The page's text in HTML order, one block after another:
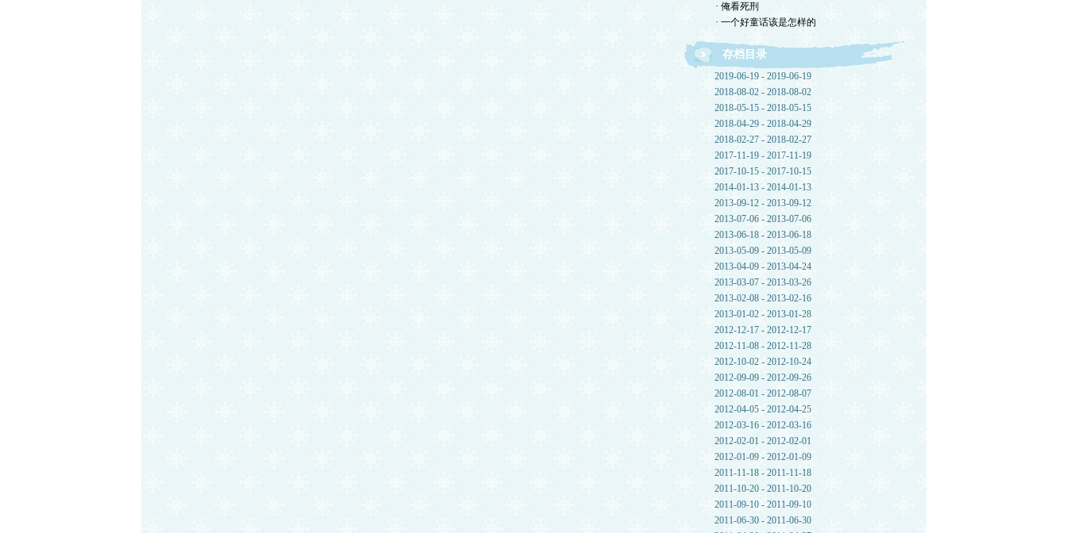
· 俺看死刑
· 一个好童话该是怎样的
存档目录
2019-06-19 - 2019-06-19
2018-08-02 - 2018-08-02
2018-05-15 - 2018-05-15
2018-04-29 - 2018-04-29
2018-02-27 - 2018-02-27
2017-11-19 - 2017-11-19
2017-10-15 - 2017-10-15
2014-01-13 - 2014-01-13
2013-09-12 - 2013-09-12
2013-07-06 - 2013-07-06
2013-06-18 - 2013-06-18
2013-05-09 - 2013-05-09
2013-04-09 - 2013-04-24
2013-03-07 - 2013-03-26
2013-02-08 - 2013-02-16
2013-01-02 - 2013-01-28
2012-12-17 - 2012-12-17
2012-11-08 - 2012-11-28
2012-10-02 - 2012-10-24
2012-09-09 - 2012-09-26
2012-08-01 - 2012-08-07
2012-04-05 - 2012-04-25
2012-03-16 - 2012-03-16
2012-02-01 - 2012-02-01
2012-01-09 - 2012-01-09
2011-11-18 - 2011-11-18
2011-10-20 - 2011-10-20
2011-09-10 - 2011-09-10
2011-06-30 - 2011-06-30